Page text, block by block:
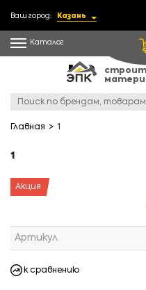
Ваш город: Казань
Каталог
Главная 1
1
Акция
Артикул
к сравнению